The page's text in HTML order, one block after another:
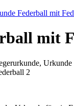
Federball mit
mit
2